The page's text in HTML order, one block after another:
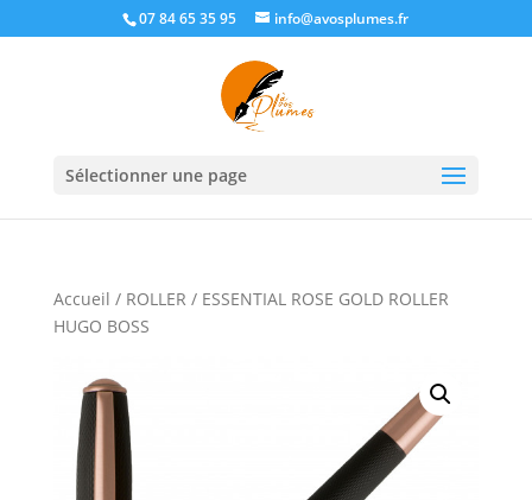
07 84 65 35 95 info@avosplumes.fr
Sélectionner une page
Accueil / ROLLER / ESSENTIAL ROSE GOLD ROLLER
HUGO BOSS